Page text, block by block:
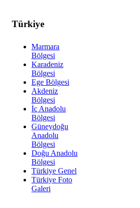
Türkiye
Marmara
Bölgesi
Karadeniz
Bölgesi
Ege Bölgesi
Akdeniz
Bölgesi
İç Anadolu
Bölgesi
Güneydoğu
Anadolu
Bölgesi
Doğu Anadolu
Bölgesi
Türkiye Genel
Türkiye Foto
Galeri